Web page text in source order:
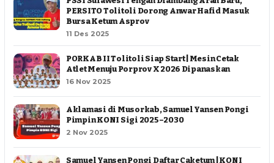
PERSITO Tolitoli Dorong Anwar Hafid Masuk
Bursa Ketum Asprov
11 Des 2025
PORKAB II Tolitoli Siap Start | Mesin Cetak
Atlet Menuju Porprov X 2026 Dipanaskan
16 Nov 2025
Aklamasi di Musorkab, Samuel Yansen Pongi
Pimpin KONI Sigi 2025–2030
2 Nov 2025
Samuel Yansen Pongi Daftar Caketum | KONI